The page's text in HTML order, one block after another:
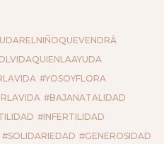
#YOSOYFLORA
#BAJANATALIDAD
#INFERTILIDAD
#SOLIDARIEDAD #GENEROSIDAD